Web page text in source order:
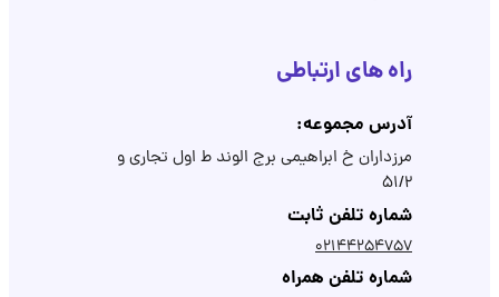
راه های ارتباطی
آدرس مجموعه:
مرزداران خ ابراهیمی برج الوند ط اول تجاری و
۵۱/۲
شماره تلفن ثابت
02144254757
شماره تلفن همراه